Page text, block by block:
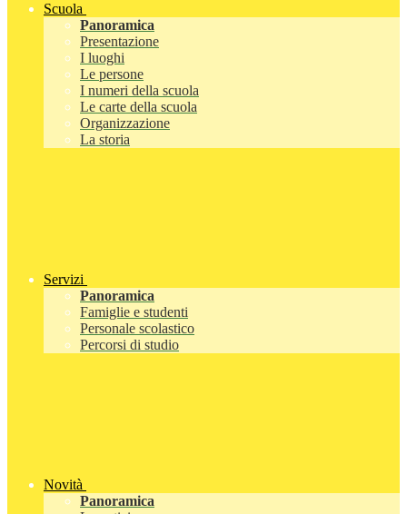
Scuola
Panoramica
Presentazione
I luoghi
Le persone
I numeri della scuola
Le carte della scuola
Organizzazione
La storia
Servizi
Panoramica
Famiglie e studenti
Personale scolastico
Percorsi di studio
Novità
Panoramica